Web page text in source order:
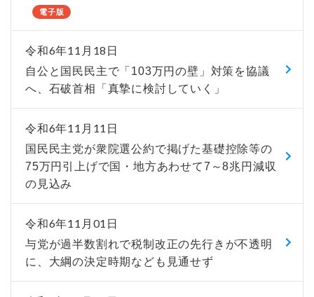
電子版
令和6年11月18日
自公と国民民主で「103万円の壁」対策を協議
へ、石破首相「真摯に検討していく」
令和6年11月11日
国民民主党が衆院選公約で掲げた基礎控除等の
75万円引上げで国・地方あわせて7～8兆円減収
の見込み
令和6年11月01日
与党が過半数割れで税制改正の先行きが不透明
に、大綱の決定時期なども見通せず